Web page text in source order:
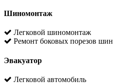
Шиномонтаж
Легковой шиномонтаж
Ремонт боковых порезов шин
Эвакуатор
Легковой автомобиль